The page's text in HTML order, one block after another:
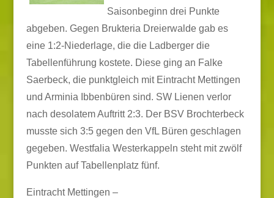
Saisonbeginn drei Punkte
abgeben. Gegen Brukteria Dreierwalde gab es
eine 1:2-Niederlage, die die Ladberger die
Tabellenführung kostete. Diese ging an Falke
Saerbeck, die punktgleich mit Eintracht Mettingen
und Arminia Ibbenbüren sind. SW Lienen verlor
nach desolatem Auftritt 2:3. Der BSV Brochterbeck
musste sich 3:5 gegen den VfL Büren geschlagen
gegeben. Westfalia Westerkappeln steht mit zwölf
Punkten auf Tabellenplatz fünf.
Eintracht Mettingen –